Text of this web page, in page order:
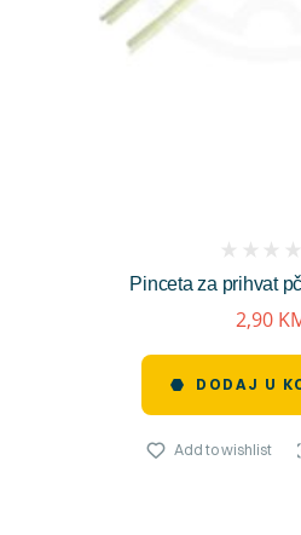
Pinceta za prihvat
reviews)
2,90
DODAJ U
Add to wishlist